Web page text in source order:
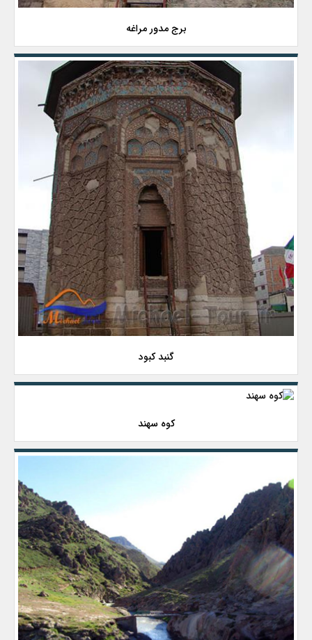
برج مدور مراغه
گنبد کبود
کوه سهند